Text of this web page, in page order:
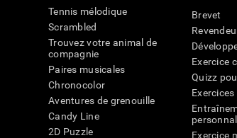
Tennis mélodique
Scrambled
Trouvez votre animal de
compagnie
Paires musicales
Chronocolor
Aventures de grenouille
Candy Line
2D Puzzle
Brevet
Exercice
Quizz
Exercice